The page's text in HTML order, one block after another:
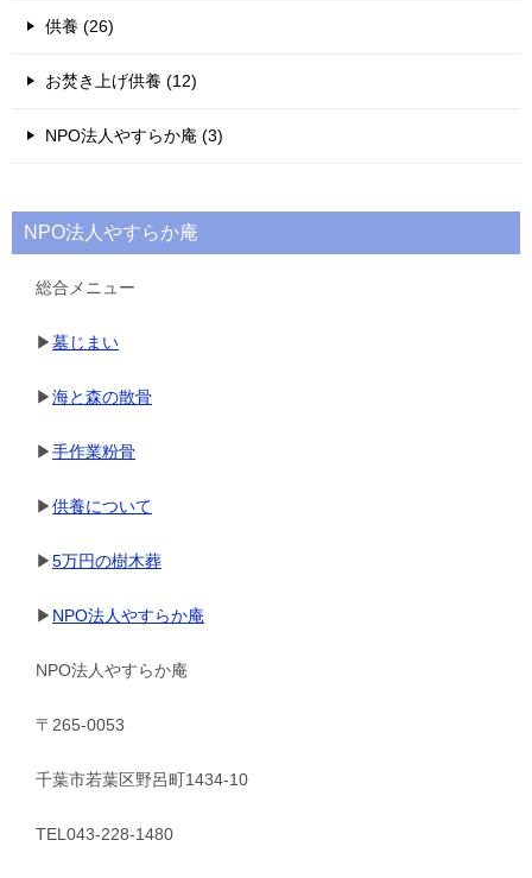
供養 (26)
お焚き上げ供養 (12)
NPO法人やすらか庵 (3)
NPO法人やすらか庵
総合メニュー
▶墓じまい
▶海と森の散骨
▶手作業粉骨
▶供養について
▶5万円の樹木葬
▶ NPO法人やすらか庵
NPO法人やすらか庵
〒265-0053
千葉市若葉区野呂町1434-10
TEL043-228-1480